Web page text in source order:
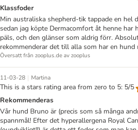
Klassfoder
Min australiska shepherd-tik tappade en hel
sedan jag köpte Dermacomfort åt henne
päls, och den glänser som aldrig förr.
rekommenderar det till alla som har en hund
Översatt från zooplus.de av zooplus
11-03-28 | Martina
This is a stars rating area from zero to 5: 5/5
Rekommenderas
Vår hund Bruno är (precis som så många
spannmål! Efter det hyperallergena Royal